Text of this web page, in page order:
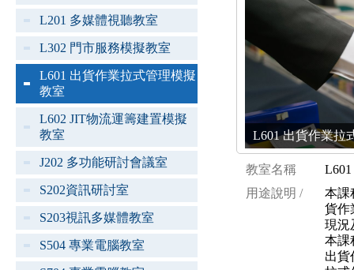
L201 多媒體視聽教室
L302 門市服務模擬教室
L601 出貨作業拉式管理模擬
教室
L602 JIT物流運籌建置模擬
教室
J202 多功能研討會議室
S202資訊研討室
S203視訊多媒體教室
S504 專業電腦教室
L601 出貨作業拉
教室名稱
用途說明 /
本課
貨作
現況
本課
出貨